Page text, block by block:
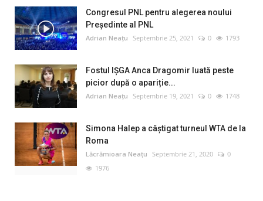
Congresul PNL pentru alegerea noului
Preşedinte al PNL
Adrian Neațu Septembrie 25, 2021 0 1793
Fostul IȘGA Anca Dragomir luată peste
picior după o apariție...
Adrian Neațu Septembrie 19, 2021 0 1748
Simona Halep a câştigat turneul WTA de la
Roma
Lăcrămioara Neațu Septembrie 21, 2020
0
1976